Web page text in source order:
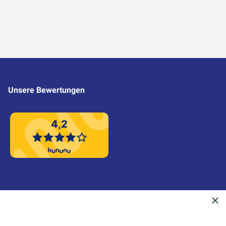
Unsere Bewertungen
4,2
×